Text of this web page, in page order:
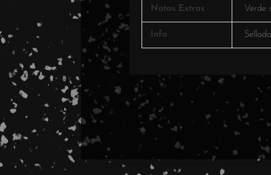
Notas Extras Verde
Info Sellado